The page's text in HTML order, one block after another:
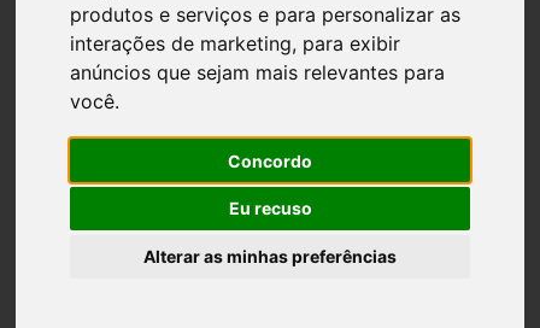
produtos e serviços e para personalizar as
interações de marketing, para exibir
anúncios que sejam mais relevantes para
você.
Concordo
Eu recuso
Alterar as minhas preferências
Crefar - Representações, Lda.